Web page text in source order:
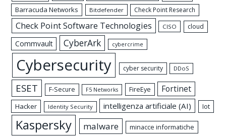
Barracuda Networks Bitdefender Check Point Research
Check Point Software Technologies CISO cloud
Commvault CyberArk cybercrime
Cybersecurity cyber security DDoS
ESET F-Secure F5 Networks FireEye Fortinet
Hacker Identity Security intelligenza artificiale (AI) Iot
Kaspersky malware minacce informatiche